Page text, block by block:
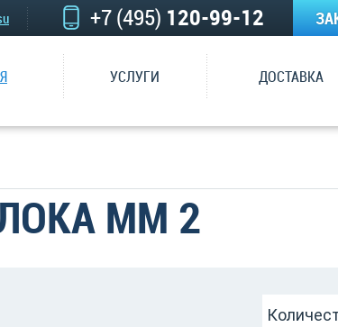
+7 (495) 120-99-12
УСЛУГИ ДОСТАВКА
ММ 2